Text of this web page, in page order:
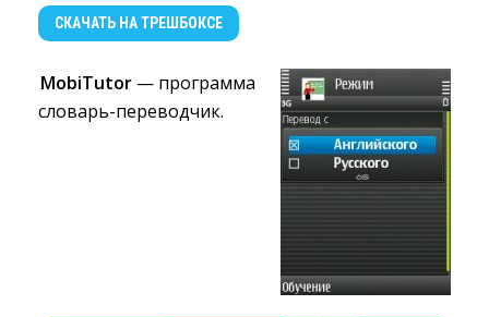
СКАЧАТЬ НА ТРЕШБОКСЕ
MobiTutor — программа
словарь-переводчик.